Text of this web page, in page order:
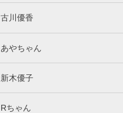
古川優香
あやちゃん
新木優子
Rちゃん